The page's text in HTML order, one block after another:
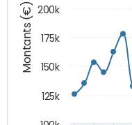
Montants (€)
125k
150k
175k
200k